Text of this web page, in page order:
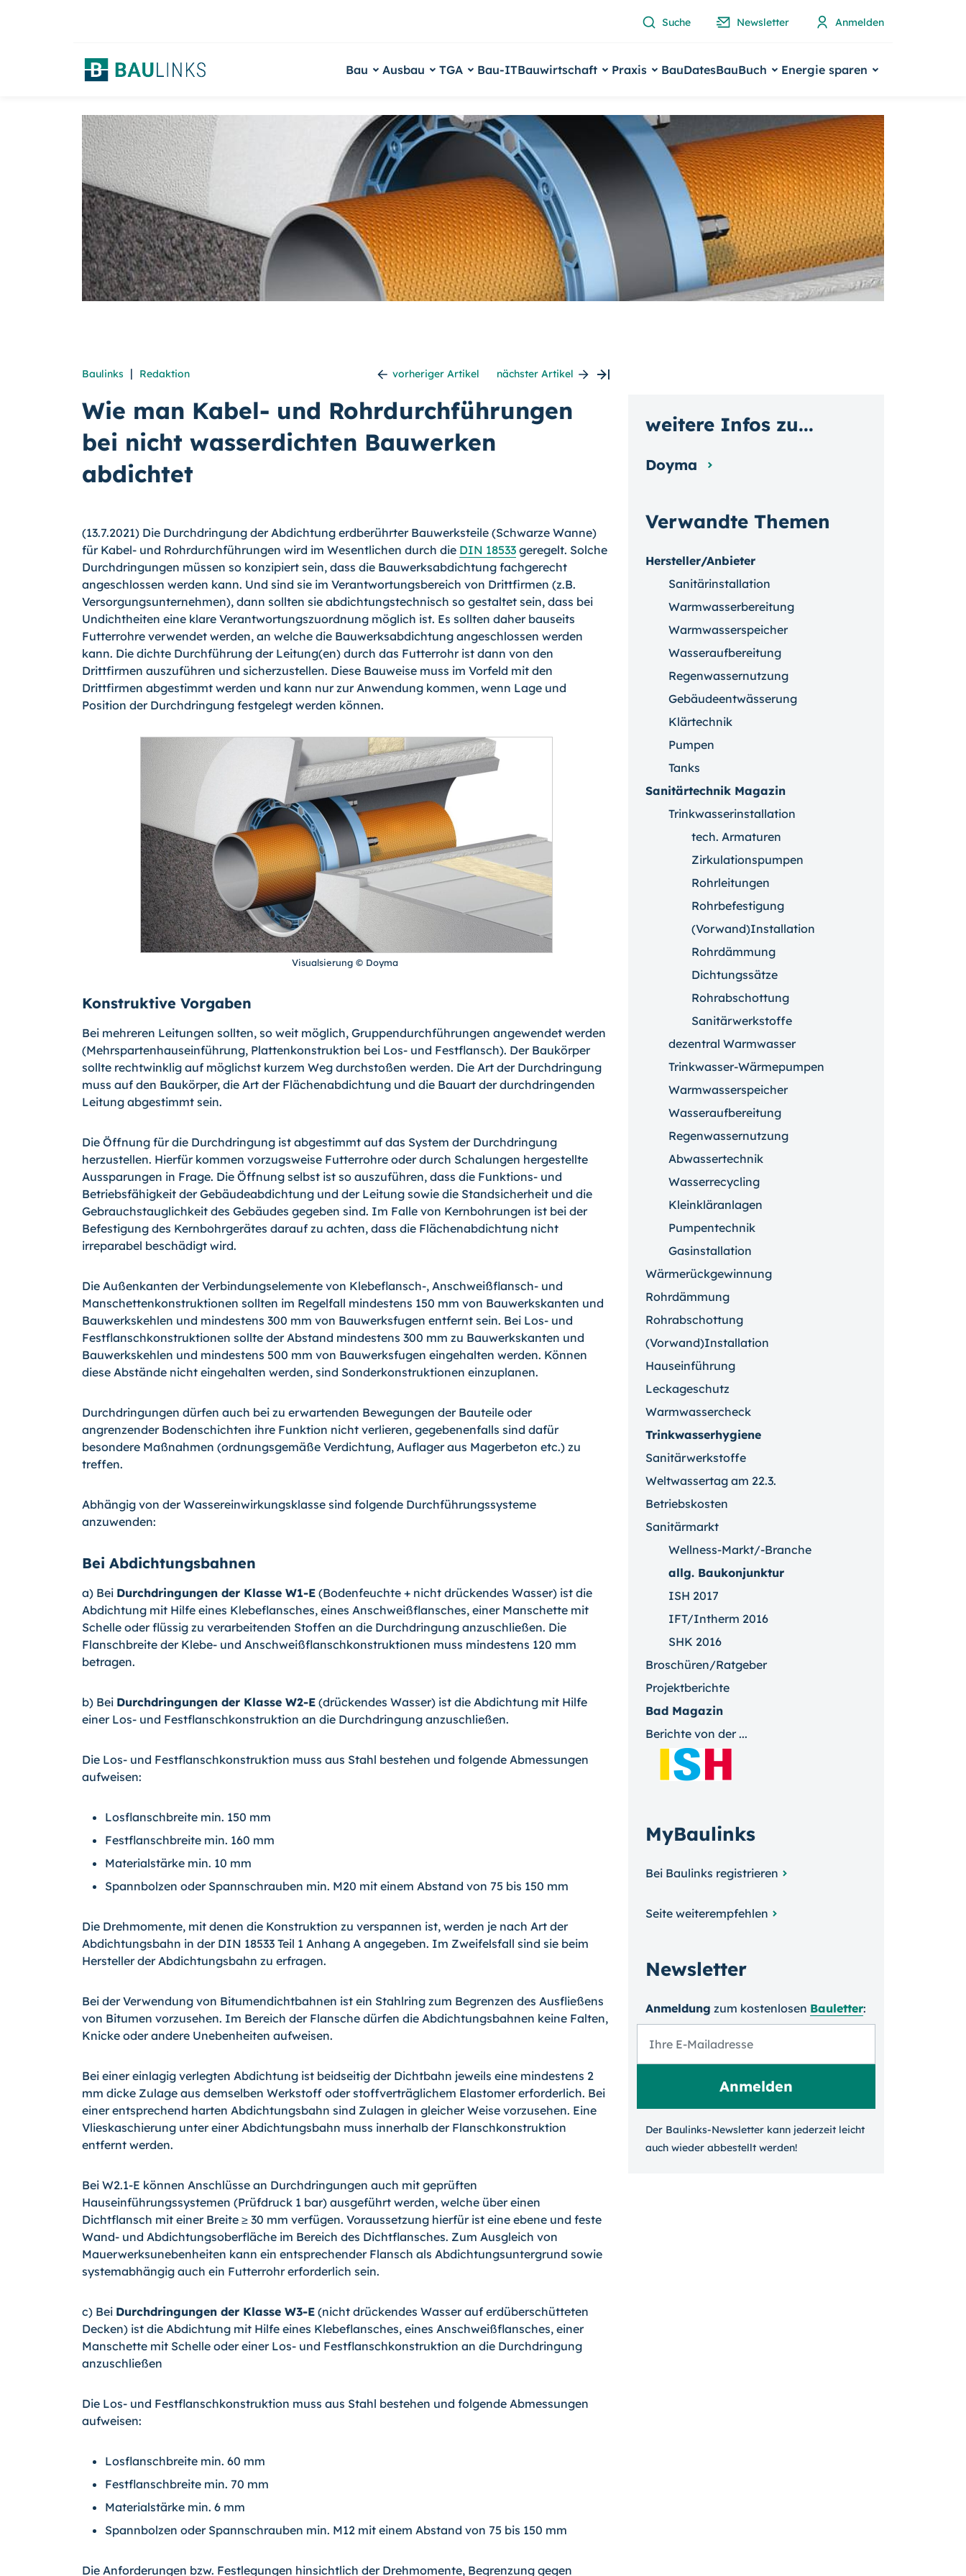
Suche Newsletter Anmelden
Bau Ausbau TGA Bau-ITBauwirtschaft Praxis BauDatesBauBuch Energie sparen
Baulinks | Redaktion vorheriger Artikel nächster Artikel
Wie man Kabel- und Rohrdurchführungen
bei nicht wasserdichten Bauwerken
abdichtet
(13.7.2021) Die Durchdringung der Abdichtung erdberührter Bauwerksteile (Schwarze Wanne)
für Kabel- und Rohrdurchführungen wird im Wesentlichen durch die DIN 18533 geregelt. Solche
Durchdringungen müssen so konzipiert sein, dass die Bauwerksabdichtung fachgerecht
angeschlossen werden kann. Und sind sie im Verantwortungsbereich von Drittfirmen (z.B.
Versorgungsunternehmen), dann sollten sie abdichtungstechnisch so gestaltet sein, dass bei
Undichtheiten eine klare Verantwortungszuordnung möglich ist. Es sollten daher bauseits
Futterrohre verwendet werden, an welche die Bauwerksabdichtung angeschlossen werden
kann. Die dichte Durchführung der Leitung(en) durch das Futterrohr ist dann von den
Drittfirmen auszuführen und sicherzustellen. Diese Bauweise muss im Vorfeld mit den
Drittfirmen abgestimmt werden und kann nur zur Anwendung kommen, wenn Lage und
Position der Durchdringung festgelegt werden können.
Visualsierung © Doyma
Konstruktive Vorgaben
Bei mehreren Leitungen sollten, so weit möglich, Gruppendurchführungen angewendet werden
(Mehrspartenhauseinführung, Plattenkonstruktion bei Los- und Festflansch). Der Baukörper
sollte rechtwinklig auf möglichst kurzem Weg durchstoßen werden. Die Art der Durchdringung
muss auf den Baukörper, die Art der Flächenabdichtung und die Bauart der durchdringenden
Leitung abgestimmt sein.
Die Öffnung für die Durchdringung ist abgestimmt auf das System der Durchdringung
herzustellen. Hierfür kommen vorzugsweise Futterrohre oder durch Schalungen hergestellte
Aussparungen in Frage. Die Öffnung selbst ist so auszuführen, dass die Funk­tions- und
Betriebsfähigkeit der Gebäudeabdichtung und der Leitung sowie die Standsicherheit und die
Gebrauchstauglichkeit des Gebäudes gegeben sind. Im Falle von Kernbohrungen ist bei der
Befestigung des Kernbohrgerätes darauf zu achten, dass die Flächenabdichtung nicht
irreparabel beschädigt wird.
Die Außenkanten der Verbindungselemente von Klebeflansch-, Anschweißflansch- und
Manschettenkonstruktionen sollten im Regelfall mindestens 150 mm von Bauwerkskanten und
Bauwerkskehlen und mindestens 300 mm von Bauwerksfugen entfernt sein. Bei Los- und
Festflanschkonstruktionen sollte der Abstand mindestens 300 mm zu Bauwerkskanten und
Bauwerkskehlen und mindestens 500 mm von Bauwerksfugen eingehalten werden. Können
diese Abstände nicht eingehalten werden, sind Sonderkonstruktionen einzuplanen.
Durchdringungen dürfen auch bei zu erwartenden Bewegungen der Bauteile oder
angrenzender Bodenschichten ihre Funktion nicht verlieren, gegebenenfalls sind dafür
besondere Maßnahmen (ordnungsgemäße Verdichtung, Auflager aus Magerbeton etc.) zu
treffen.
Abhängig von der Wassereinwirkungsklasse sind folgende Durchführungssysteme
anzuwenden:
Bei Abdichtungsbahnen
a) Bei Durchdringungen der Klasse W1-E (Bodenfeuchte + nicht drückendes Wasser) ist die
Abdichtung mit Hilfe eines Klebeflansches, eines Anschweißflansches, einer Manschette mit
Schelle oder flüssig zu verarbeitenden Stoffen an die Durchdringung anzuschließen. Die
Flanschbreite der Klebe- und Anschweißflanschkonstruktionen muss mindestens 120 mm
betragen.
b) Bei Durchdringungen der Klasse W2-E (drückendes Wasser) ist die Abdichtung mit Hilfe
einer Los- und Festflanschkonstruktion an die Durchdringung anzuschließen.
Die Los- und Festflanschkonstruktion muss aus Stahl bestehen und folgende Abmessungen
aufweisen:
Losflanschbreite min. 150 mm
Festflanschbreite min. 160 mm
Materialstärke min. 10 mm
Spannbolzen oder Spannschrauben min. M20 mit einem Abstand von 75 bis 150 mm
Die Drehmomente, mit denen die Konstruktion zu verspannen ist, werden je nach Art der
Abdichtungsbahn in der DIN 18533 Teil 1 Anhang A angegeben. Im Zweifelsfall sind sie beim
Hersteller der Abdichtungsbahn zu erfragen.
Bei der Verwendung von Bitumendichtbahnen ist ein Stahlring zum Begrenzen des Ausfließens
von Bitumen vorzusehen. Im Bereich der Flansche dürfen die Abdichtungsbahnen keine Falten,
Knicke oder andere Unebenheiten aufweisen.
Bei einer einlagig verlegten Abdichtung ist beidseitig der Dichtbahn jeweils eine mindestens 2
mm dicke Zulage aus demselben Werkstoff oder stoffverträglichem Elastomer erforderlich. Bei
einer entsprechend harten Abdichtungsbahn sind Zulagen in gleicher Weise vorzusehen. Eine
Vlieskaschierung unter einer Abdichtungsbahn muss innerhalb der Flanschkonstruktion
entfernt werden.
Bei W2.1-E können Anschlüsse an Durchdringungen auch mit geprüften
Hauseinführungssystemen (Prüfdruck 1 bar) ausgeführt werden, welche über einen
Dichtflansch mit einer Breite ≥ 30 mm verfügen. Voraussetzung hierfür ist eine ebene und feste
Wand- und Abdichtungsoberfläche im Bereich des Dichtflansches. Zum Ausgleich von
Mauerwerksunebenheiten kann ein entsprechender Flansch als Abdichtungsuntergrund sowie
systemabhängig auch ein Futterrohr erforderlich sein.
c) Bei Durchdringungen der Klasse W3-E (nicht drückendes Wasser auf erdüberschütteten
Decken) ist die Abdichtung mit Hilfe eines Klebeflansches, eines Anschweißflansches, einer
Manschette mit Schelle oder einer Los- und Festflanschkonstruktion an die Durchdringung
anzuschließen
Die Los- und Festflanschkonstruktion muss aus Stahl bestehen und folgende Abmessungen
aufweisen:
Losflanschbreite min. 60 mm
Festflanschbreite min. 70 mm
Materialstärke min. 6 mm
Spannbolzen oder Spannschrauben min. M12 mit einem Abstand von 75 bis 150 mm
Die Anforderungen bzw. Festlegungen hinsichtlich der Drehmomente, Begrenzung gegen
Verwandte Themen
Hersteller/Anbieter
Sanitärinstallation
Warmwasserbereitung
Warmwasserspeicher
Wasseraufbereitung
Regenwassernutzung
Gebäudeentwässerung
Klärtechnik
Pumpen
Tanks
Sanitärtechnik Magazin
Trinkwasserinstallation
tech. Armaturen
Zirkulationspumpen
Rohrleitungen
Rohrbefestigung
(Vorwand)Installation
Rohrdämmung
Dichtungssätze
Rohrabschottung
Sanitärwerkstoffe
dezentral Warmwasser
Trinkwasser-Wärmepumpen
Warmwasserspeicher
Wasseraufbereitung
Regenwassernutzung
Abwassertechnik
Wasserrecycling
Kleinkläranlagen
Pumpentechnik
Gasinstallation
Wärmerückgewinnung
Rohrdämmung
Rohrabschottung
(Vorwand)Installation
Hauseinführung
Leckageschutz
Warmwassercheck
Trinkwasserhygiene
Sanitärwerkstoffe
Weltwassertag am 22.3.
Betriebskosten
Sanitärmarkt
Wellness-Markt/-Branche
allg. Baukonjunktur
ISH 2017
IFT/Intherm 2016
SHK 2016
Broschüren/Ratgeber
Projektberichte
Bad Magazin
Berichte von der ...
MyBaulinks
Bei Baulinks registrieren
Seite weiterempfehlen
Newsletter
Anmeldung zum kosten­losen Bauletter:
Der Baulinks-Newsletter kann jeder­zeit leicht
auch wieder ab­bestellt werden!
weitere Infos zu...
Doyma